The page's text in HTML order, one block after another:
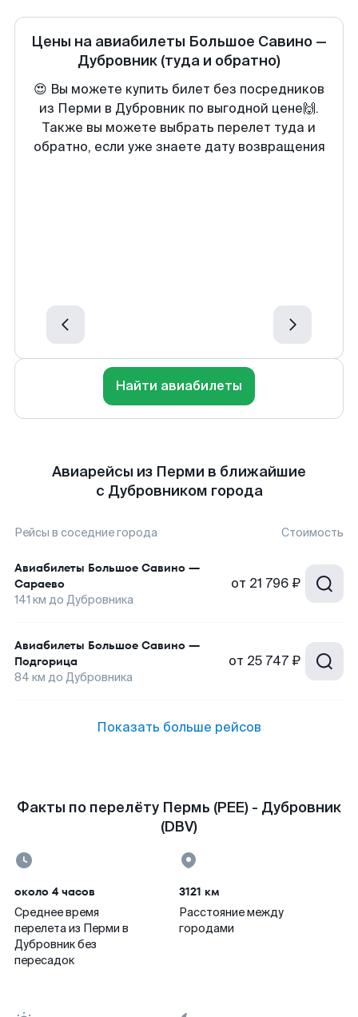
Цены на авиабилеты Большое Савино —
Дубровник (туда и обратно)
😍 Вы можете купить билет без посредников
из Перми в Дубровник по выгодной цене🙌.
Также вы можете выбрать перелет туда и
обратно, если уже знаете дату возвращения
Найти авиабилеты
Авиарейсы из Перми в ближайшие
с Дубровником города
Рейсы в соседние города Стоимость
Авиабилеты Большое Савино —
Сараево
141 км до Дубровника
от 21 796 ₽
Авиабилеты Большое Савино —
Подгорица
84 км до Дубровника
от 25 747 ₽
Показать больше рейсов
Факты по перелёту Пермь (PEE) - Дубровник
(DBV)
около 4 часов
Среднее время
перелета из Перми в
Дубровник без
пересадок
3121 км
Расстояние между
городами